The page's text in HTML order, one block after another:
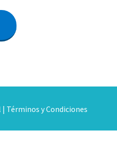
| Términos y Condiciones